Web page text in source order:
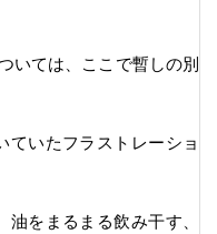
いては、ここで暫しの別
ていたフラストレーショ
をまるまる飲み干す、